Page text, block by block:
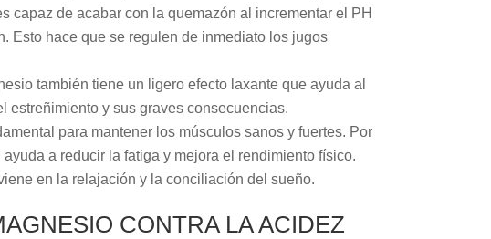
capaz de acabar con la quemazón al incrementar el PH
Esto hace que se regulen de inmediato los jugos
también tiene un ligero efecto laxante que ayuda al
estreñimiento y sus graves consecuencias.
para mantener los músculos sanos y fuertes. Por
a reducir la fatiga y mejora el rendimiento físico.
en la relajación y la conciliación del sueño.
CONTRA LA ACIDEZ